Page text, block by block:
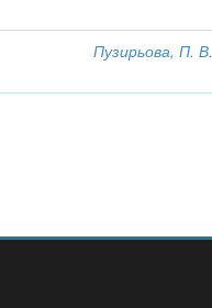
Пузирьова, П. В.